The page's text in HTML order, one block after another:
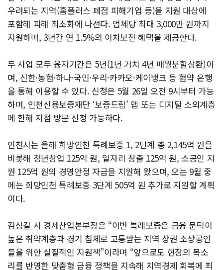
우려되는 지역(홈플러스 폐점 피해기업 등)을 지원 대상에
포함해 피해 최소화에 나선다. 업체당 최대 3,000만 원까지
지원하며, 3년간 연 1.5%의 이차보전 혜택을 제공한다.
두 사업 모두 융자기간은 5년(1년 거치 4년 매월분할상환)이
며, 신한·농협·하나·국민·우리·카카오·케이뱅크 등 협약 은행
을 통해 이용할 수 있다. 신청은 5월 26일 오전 9시부터 가능
하며, 인천신용보증재단 ‘보증드림’ 앱 또는 디지털 소외계층
에 한해 지점 방문 신청 가능하다.
인천시는 올해 희망인천 특례보증 1, 2단계 총 2,145억 원을
비롯해 청년창업 125억 원, 일자리 창출 125억 원, 소공인 지
원 125억 원의 경영안정 자금을 지원해 왔으며, 오는 9월 중
에는 희망인천 특례보증 3단계 505억 원 추가로 지원할 계획
이다.
김상길 시 경제산업본부장은 “이번 특례보증은 금융 문턱이
높은 취약계층과 경기 침체로 고통받는 지역 상권 소상공인
들을 위한 실질적인 지원책”이라며 “앞으로도 현장의 목소
리를 반영한 맞춤형 금융 정책을 지속해 지역경제 회복에 최